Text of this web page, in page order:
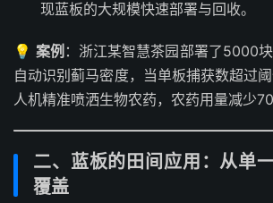
现蓝板的大规模快速部署与回收。
💡案例 ：浙江某智慧茶园部署了5000
自动识别蓟马密度，当单板捕获数超过
人机精准喷洒生物农药，农药用量减少
二、蓝板的田间应用：从单
覆盖